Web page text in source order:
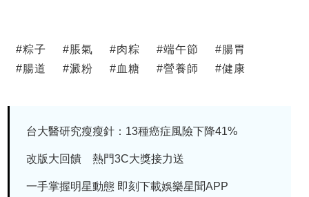
#粽子 #脹氣 #肉粽 #端午節 #腸胃
#腸道 #澱粉 #血糖 #營養師 #健康
台大醫研究瘦瘦針：13種癌症風險下降41%
改版大回饋 熱門3C大獎接力送
一手掌握明星動態 即刻下載娛樂星聞APP